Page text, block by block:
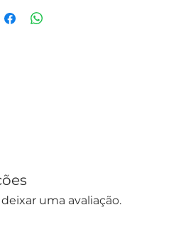
a nitidez surpreendente da
*à prova de água *
uma avaliação.